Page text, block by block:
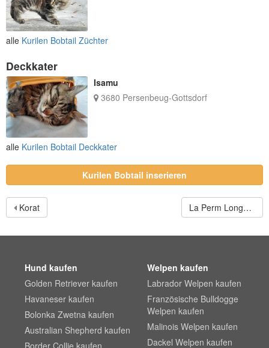
alle Kurilen Bobtail Züchter
Deckkater
Isamu
3680 Persenbeug-Gottsdorf
alle Kurilen Bobtail Deckkater
Kurilen Bobtail inserieren
Korat La Perm Longhair
Hund kaufen
Golden Retriever kaufen
Havaneser kaufen
Bolonka Zwetna kaufen
Australian Shepherd kaufen
Border Collie kaufen
Welpen kaufen
Labrador Welpen kaufen
Französische Bulldogge
Welpen kaufen
Malinois Welpen kaufen
Dackel Welpen kaufen